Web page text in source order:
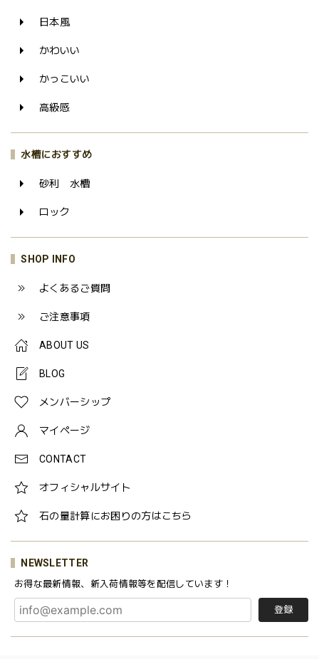
日本風
かわいい
かっこいい
高級感
水槽におすすめ
砂利 水槽
ロック
SHOP INFO
よくあるご質問
ご注意事項
ABOUT US
BLOG
メンバーシップ
マイページ
CONTACT
オフィシャルサイト
石の量計算にお困りの方はこちら
NEWSLETTER
お得な最新情報、新入荷情報等を配信しています！
登録